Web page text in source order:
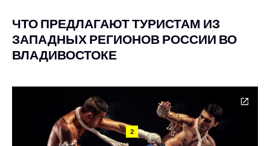
ЧТО ПРЕДЛАГАЮТ ТУРИСТАМ ИЗ
ЗАПАДНЫХ РЕГИОНОВ РОССИИ ВО
ВЛАДИВОСТОКЕ
2